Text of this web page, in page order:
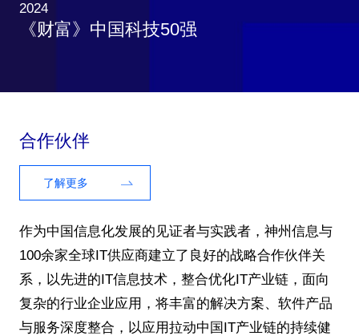
2024
《财富》中国科技50强
合作伙伴
了解更多
作为中国信息化发展的见证者与实践者，神州信息与
100余家全球IT供应商建立了良好的战略合作伙伴关
系，以先进的IT信息技术，整合优化IT产业链，面向
复杂的行业企业应用，将丰富的解决方案、软件产品
与服务深度整合，以应用拉动中国IT产业链的持续健